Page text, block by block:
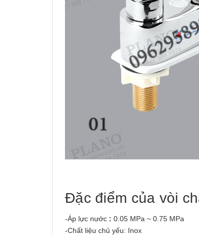
Đặc điểm của vòi
-Áp lực nước : 0.05 MPa ~ 0.75 MPa
-Chất liệu chủ yếu: Inox